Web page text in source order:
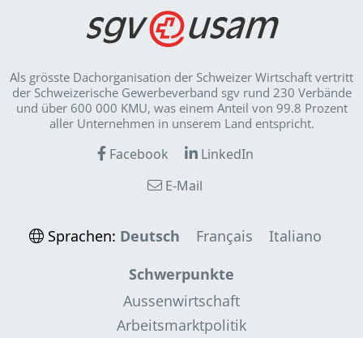
Als grösste Dachorganisation der Schweizer Wirt­schaft vertritt
der Schweizerische Gewerbeverband sgv rund 230 Verbände
und über 600 000 KMU, was einem Anteil von 99.8 Prozent
aller Unternehmen in unserem Land entspricht.
Facebook
LinkedIn
E-Mail
Sprachen: Deutsch Français
Italiano
Schwerpunkte
Aussenwirtschaft
Arbeitsmarktpolitik